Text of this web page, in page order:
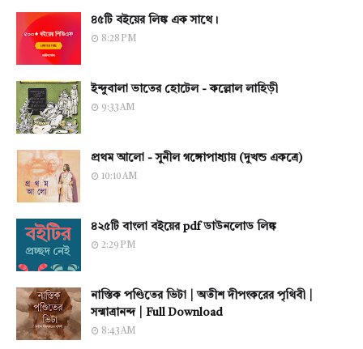
৪৫টি বইয়ের লিঙ্ক এক সাথে।
8:28 PM
ইন্দুবালা ভাতের হোটেল - কল্লোল লাহিড়ী
9:33 AM
প্রথম আলো - সুনীল গঙ্গোপাধ্যায় (দুখন্ড একত্রে)
10:10 AM
৪২৫টি বাংলা বইয়ের pdf ডাউনলোড লিঙ্ক
2:29 PM
নাস্তিক পণ্ডিতের ভিটা | অতীশ দীপংকরের পৃথিবী |
সন্মাত্রানন্দ | Full Download
8:43 AM